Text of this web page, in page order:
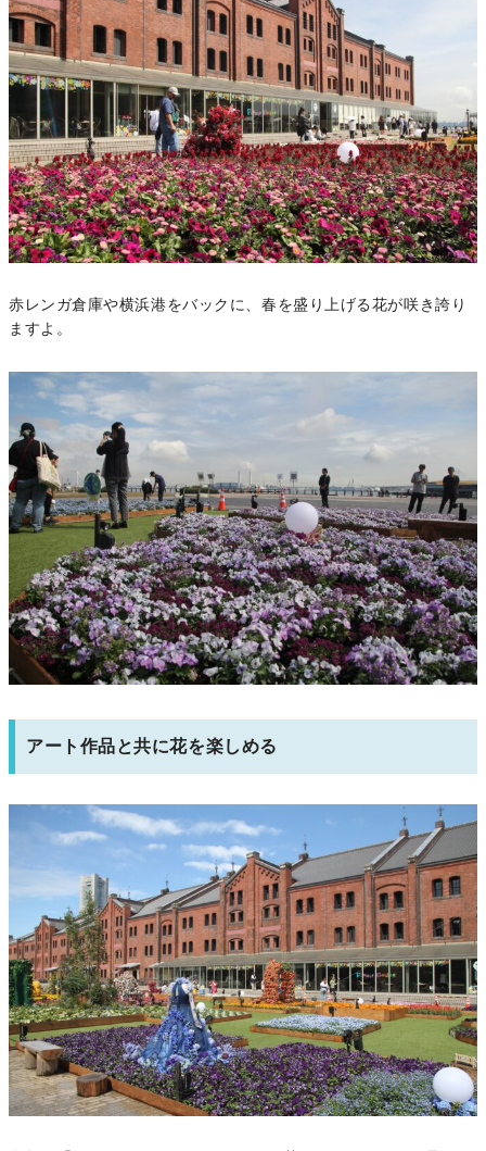
赤レンガ倉庫や横浜港をバックに、春を盛り上げる花が咲き誇り
ますよ。
アート作品と共に花を楽しめる